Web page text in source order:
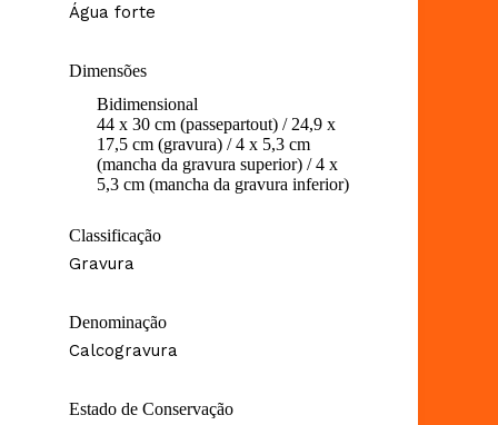
Água forte
Dimensões
Bidimensional
44 x 30 cm (passepartout) / 24,9 x
17,5 cm (gravura) / 4 x 5,3 cm
(mancha da gravura superior) / 4 x
5,3 cm (mancha da gravura inferior)
Classificação
Gravura
Denominação
Calcogravura
Estado de Conservação